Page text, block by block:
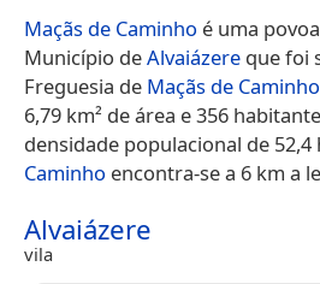
Maçãs de Caminho é uma
Município deAlvaiázere que foi
Freguesia de Maçãs de Caminho
6,79 km² de área e 356
densidade populacional de 52,4
Caminho encontra-se a 6 km a
Alvaiázere
vila